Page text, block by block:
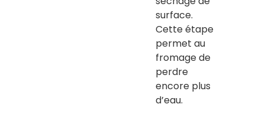
surface.
Cette étape
permet au
fromage de
perdre
encore plus
d’eau.